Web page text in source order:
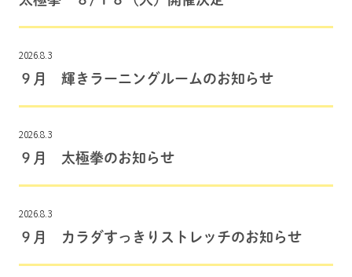
2026.8.3
９月 輝きラーニングルームのお知らせ
2026.8.3
９月 太極拳のお知らせ
2026.8.3
９月 カラダすっきりストレッチのお知らせ